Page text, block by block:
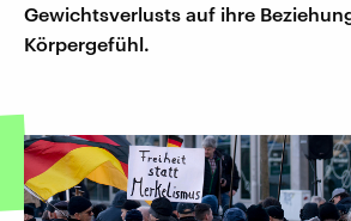
Gewichtsverlusts auf ihre
Körpergefühl.